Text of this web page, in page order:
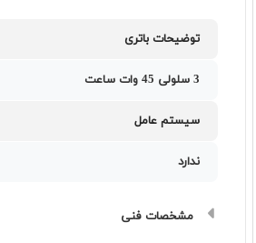
توضیحات باتری
3 سلولی 45 وات ساعت
سیستم عامل
ندارد
مشخصات فنی